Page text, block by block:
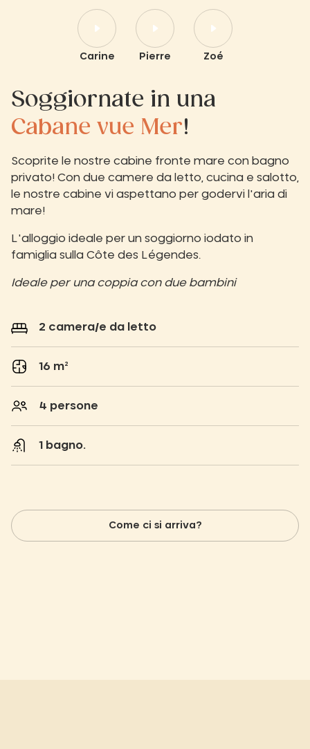
Carine Pierre Zoé
Soggiornate in una
Cabane vue Mer!
Scoprite le nostre cabine fronte mare con bagno
privato! Con due camere da letto, cucina e salotto,
le nostre cabine vi aspettano per godervi l'aria di
mare!
L'alloggio ideale per un soggiorno iodato in
famiglia sulla Côte des Légendes.
Ideale per una coppia con due bambini
2 camera/e da letto
16 m²
4 persone
1 bagno.
Come ci si arriva?